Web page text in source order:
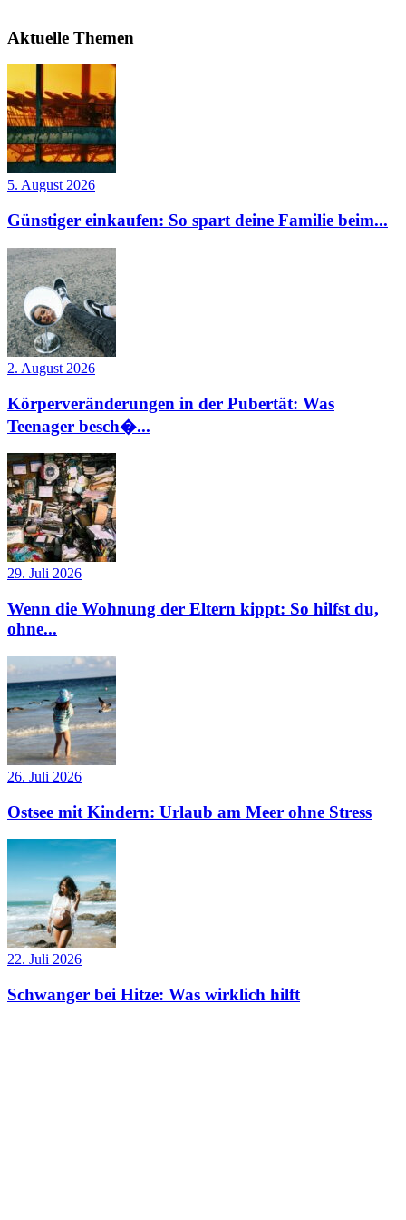
Aktuelle Themen
5. August 2026
Günstiger einkaufen: So spart deine Familie beim...
2. August 2026
Körperveränderungen in der Pubertät: Was
Teenager besch�...
29. Juli 2026
Wenn die Wohnung der Eltern kippt: So hilfst du,
ohne...
26. Juli 2026
Ostsee mit Kindern: Urlaub am Meer ohne Stress
22. Juli 2026
Schwanger bei Hitze: Was wirklich hilft